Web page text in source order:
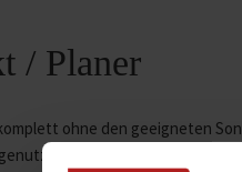
/ Planer
ohne den geeigneten
werden. Ob angenehmes